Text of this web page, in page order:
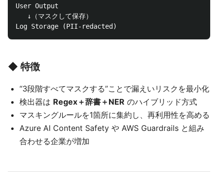
User Output
   ↓（マスクして保存）
◆ 特徴
“3段階すべてマスクする”ことで漏えいリスクを最小化
検出器は Regex＋辞書＋NER のハイブリッド方式
マスキングルールを1箇所に集約し、再利用性を高める
Azure AI Content Safety や AWS Guardrails と組み
合わせる企業が増加